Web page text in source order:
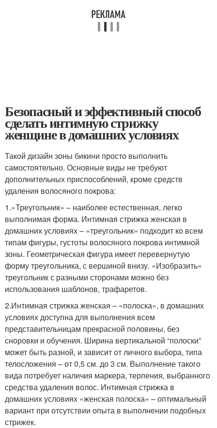
Безопасный и эффективный способ
сделать интимную стрижку
женщине в домашних условиях
Такой дизайн зоны бикини просто выполнить
самостоятельно. Основные виды не требуют
дополнительных приспособлений, кроме средств
удаления волосяного покрова:
1.«Треугольник» – наиболее естественная, легко
выполнимая форма. Интимная стрижка женская в
домашних условиях – «треугольник» подходит ко всем
типам фигуры, густоты волосяного покрова интимной
зоны. Геометрическая фигура имеет перевернутую
форму треугольника, с вершиной внизу. «Изобразить»
треугольник с разными сторонами можно без
использования шаблонов, трафаретов.
2.Интимная стрижка женская – «полоска», в домашних
условиях доступна для выполнения всем
представительницам прекрасной половины, без
сноровки и обучения. Ширина вертикальной “полоски”
может быть разной, и зависит от личного выбора, типа
телосложения – от 0,5 см. до 3 см. Выполнение такого
вида потребует наличия маркера, терпения, выбранного
средства удаления волос. Интимная стрижка в
домашних условиях «женская полоска» – оптимальный
вариант при отсутствии опыта в выполнении подобных
стрижек.